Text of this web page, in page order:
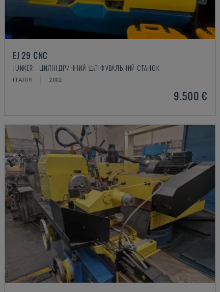
EJ 29 CNC
JUNKER - ЦИЛІНДРИЧНИЙ ШЛІФУВАЛЬНИЙ СТАНОК
ІТАЛІЯ 2002
9.500 €